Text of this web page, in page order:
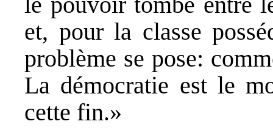
et, pour la classe
problème se pose:
La démocratie est le
cette fin.»